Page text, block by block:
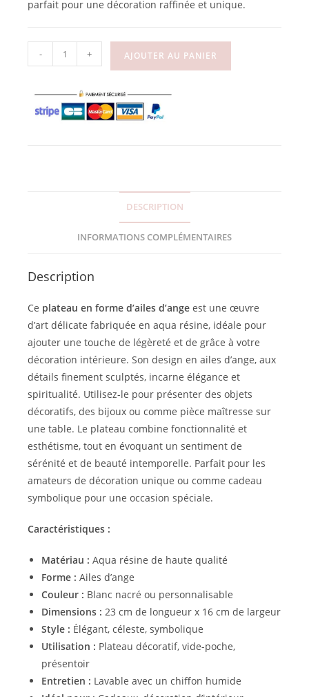
parfait pour une décoration raffinée et unique.
- + AJOUTER AU PANIER
DESCRIPTION
INFORMATIONS COMPLÉMENTAIRES
Description
Ce plateau en forme d’ailes d’ange est une œuvre
d’art délicate fabriquée en aqua résine, idéale pour
ajouter une touche de légèreté et de grâce à votre
décoration intérieure. Son design en ailes d’ange, aux
détails finement sculptés, incarne élégance et
spiritualité. Utilisez-le pour présenter des objets
décoratifs, des bijoux ou comme pièce maîtresse sur
une table. Le plateau combine fonctionnalité et
esthétisme, tout en évoquant un sentiment de
sérénité et de beauté intemporelle. Parfait pour les
amateurs de décoration unique ou comme cadeau
symbolique pour une occasion spéciale.
Caractéristiques :
Matériau : Aqua résine de haute qualité
Forme : Ailes d’ange
Couleur : Blanc nacré ou personnalisable
Dimensions : 23 cm de longueur x 16 cm de largeur
Style : Élégant, céleste, symbolique
Utilisation : Plateau décoratif, vide-poche,
présentoir
Entretien : Lavable avec un chiffon humide